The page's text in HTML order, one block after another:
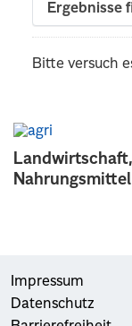
Nahrungsmittel
Ergebnisse
Bitte versuch
Impressum
Datenschutz